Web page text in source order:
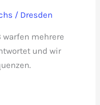
/ Dresden
warfen mehrere
und wir